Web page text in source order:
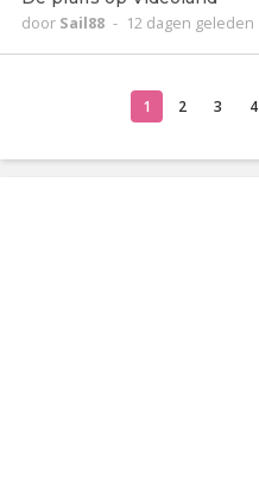
door Sail88 - 12 dagen geleden
1 2 3 4